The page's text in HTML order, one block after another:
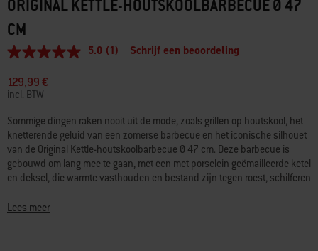
ORIGINAL KETTLE-HOUTSKOOLBARBECUE Ø 47
CM
5.0
5
sterren,
gemiddelde
scorewaarde.
Read
a
Review.
Dezelfde
paginalink.
5.0 (1) Schrijf een beoordeling
129,99 €
incl. BTW
Sommige dingen raken nooit uit de mode, zoals grillen op houtskool, het
knetterende geluid van een zomerse barbecue en het iconische silhouet
van de Original Kettle-houtskoolbarbecue Ø 47 cm. Deze barbecue is
gebouwd om lang mee te gaan, met een met porselein geëmailleerde ketel
en deksel, die warmte vasthouden en bestand zijn tegen roest, schilferen
deksel- en ketelventilatieroosters en controleer de temperatuur met de
Lees meer